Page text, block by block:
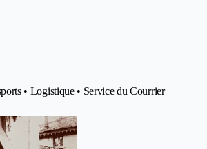
• Logistique • Service du Courrier